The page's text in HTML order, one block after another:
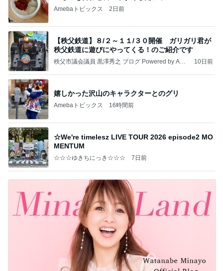
Amebaトピックス 2日前
【秩父鉄道】８/２～１１/３０開催 ガリガリ君が
秩父鉄道に遊びにやってくる！のご紹介です
秩父市議会議員 黒澤秀之 ブログ Powered by Ame
10日前
嬉しかった沢山のキャラクターとのグリ
Amebaトピックス 16時間前
☆We're timelesz LIVE TOUR 2026 episode2 MO
MENTUM
☆☆☆ゆきちにっき☆☆☆ 7日前